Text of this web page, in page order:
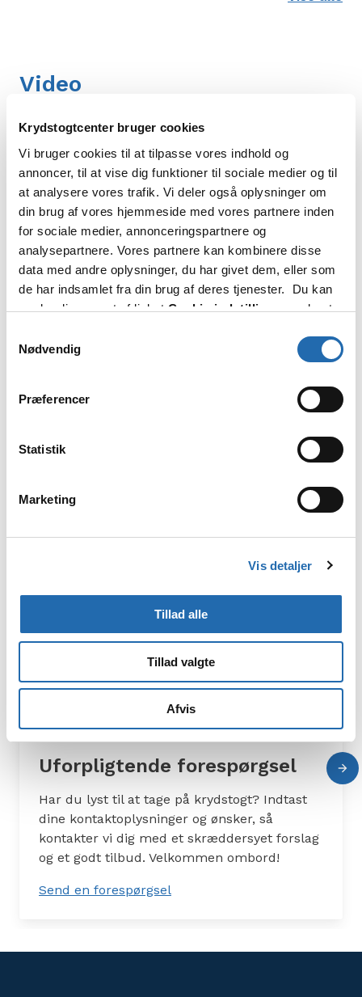
Krydstogtcenter bruger cookies
Vi bruger cookies til at tilpasse vores indhold og
annoncer, til at vise dig funktioner til sociale medier og til
at analysere vores trafik. Vi deler også oplysninger om
din brug af vores hjemmeside med vores partnere inden
for sociale medier, annonceringspartnere og
analysepartnere. Vores partnere kan kombinere disse
data med andre oplysninger, du har givet dem, eller som
de har indsamlet fra din brug af deres tjenester. Du kan
ændre din accept af linketCookie-indstillingernederst
Nødvendig
Præferencer
Statistik
Marketing
Vis detaljer
Tillad alle
Tillad valgte
Afvis
Video
Uforpligtende forespørgsel
Har du lyst til at tage på krydstogt? Indtast
dine kontaktoplysninger og ønsker, så
kontakter vi dig med et skræddersyet forslag
og et godt tilbud. Velkommen ombord!
Send en forespørgsel